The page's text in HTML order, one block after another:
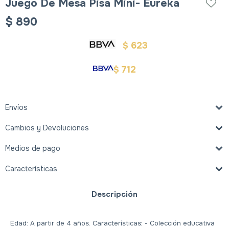
Juego De Mesa Pisa Mini- Eureka
$ 890
$ 623
$ 712
Envíos
Cambios y Devoluciones
Medios de pago
Características
Descripción
Edad: A partir de 4 años. Características: - Colección educativa